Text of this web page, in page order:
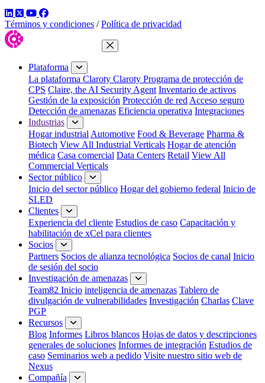
LinkedIn
TwitterYouTube
Facebook
Términos y condiciones / Política de privacidad
Cerrar menú
Plataforma
La plataforma Claroty Claroty Programa de protección de
CPS Claire, the AI Security Agent Inventario de activos
Gestión de la exposición Protección de red Acceso seguro
Detección de amenazas Eficiencia operativa Integraciones
Industrias
Hogar industrial Automotive Food & Beverage Pharma &
Biotech View All Industrial Verticals Hogar de atención
médica Casa comercial Data Centers Retail View All
Commercial Verticals
Sector público
Inicio del sector público Hogar del gobierno federal Inicio de
SLED
Clientes
Experiencia del cliente Estudios de caso Capacitación y
habilitación de xCel para clientes
Socios
Partners Socios de alianza tecnológica Socios de canal Inicio
de sesión del socio
Investigación de amenazas
Team82 Inicio inteligencia de amenazas Tablero de
divulgación de vulnerabilidades Investigación Charlas Clave
PGP
Recursos
Blog Informes Libros blancos Hojas de datos y descripciones
generales de soluciones Informes de integración Estudios de
caso Seminarios web a pedido Visite nuestro sitio web de
Nexus
Compañía